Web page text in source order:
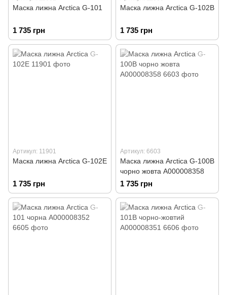
Маска лижна Arctica G-101
1 735 грн
Маска лижна Arctica G-102B
1 735 грн
Артикул: 11901
Маска лижна Arctica G-102E
1 735 грн
Артикул: 6603
Маска лижна Arctica G-100B
чорно жовта А000008358
1 735 грн